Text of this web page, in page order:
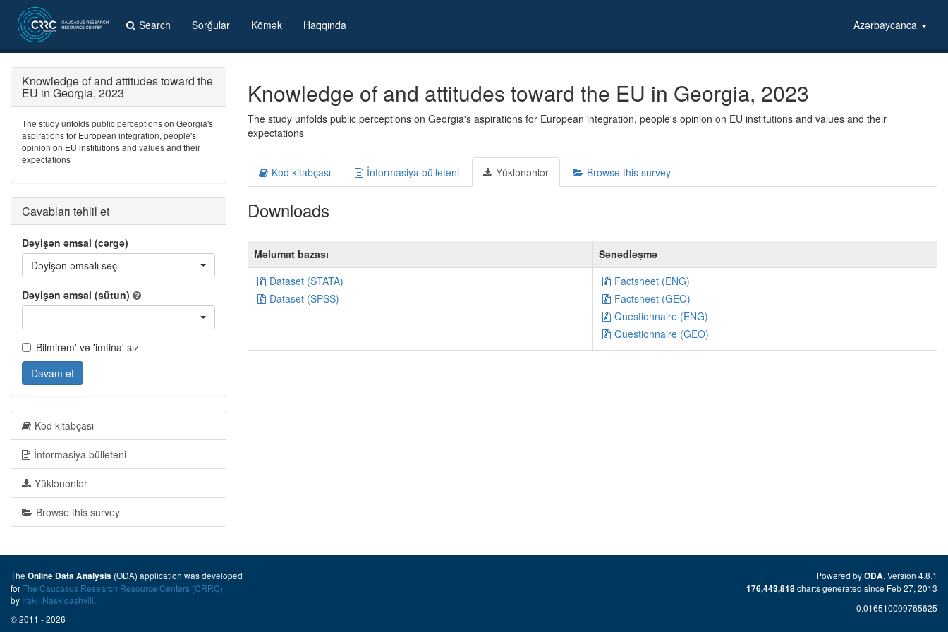
Search Sorğular Kömək Haqqında Azərbaycanca
Knowledge of and attitudes toward the EU in Georgia, 2023
The study unfolds public perceptions on Georgia's aspirations for European integration, people's opinion on EU institutions and values and their
expectations
Kod kitabçası İnformasiya bülleteni Yüklənənlər Browse this survey
Downloads
Məlumat bazası
Sənədləşmə
Dataset (STATA)
Dataset (SPSS)
Factsheet (ENG)
Factsheet (GEO)
Questionnaire (ENG)
Questionnaire (GEO)
Knowledge of and attitudes toward the
EU in Georgia, 2023
The study unfolds public perceptions on Georgia's
aspirations for European integration, people's
opinion on EU institutions and values and their
expectations
Cavabları təhlil et
Dəyişən əmsal (cərgə)
Dəyişən əmsalı seç
Dəyişən əmsal (sütun)
Bilmirəm' və 'imtina' sız
Davam et
Kod kitabçası
İnformasiya bülleteni
Yüklənənlər
Browse this survey
The Online Data Analysis (ODA) application was developed
forThe Caucasus Research Resource Centers (CRRC)
by Irakli Naskidashvili.
© 2011 - 2026
Powered byODA. Version 4.8.1
176,443,818charts generated since Feb 27, 2013
0.016510009765625